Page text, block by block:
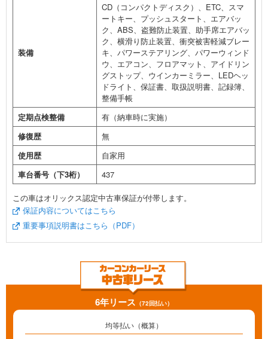
装備
CD（コンパクトディスク）、ETC、スマ
ートキー、プッシュスタート、エアバッ
ク、ABS、盗難防止装置、助手席エアバッ
ク、横滑り防止装置、衝突被害軽減ブレー
キ、パワーステアリング、パワーウィンド
ウ、エアコン、フロアマット、アイドリン
グストップ、ウインカーミラー、LEDヘッ
ドライト、保証書、取扱説明書、記録簿、
整備手帳
定期点検整備
有（納車時に実施）
修復歴
無
使用歴
自家用
車台番号（下3桁）
437
この車はオリックス認定中古車保証が付帯します。
保証内容についてはこちら
重要事項説明書はこちら（PDF）
6年リース （72回払い）
均等払い（概算）